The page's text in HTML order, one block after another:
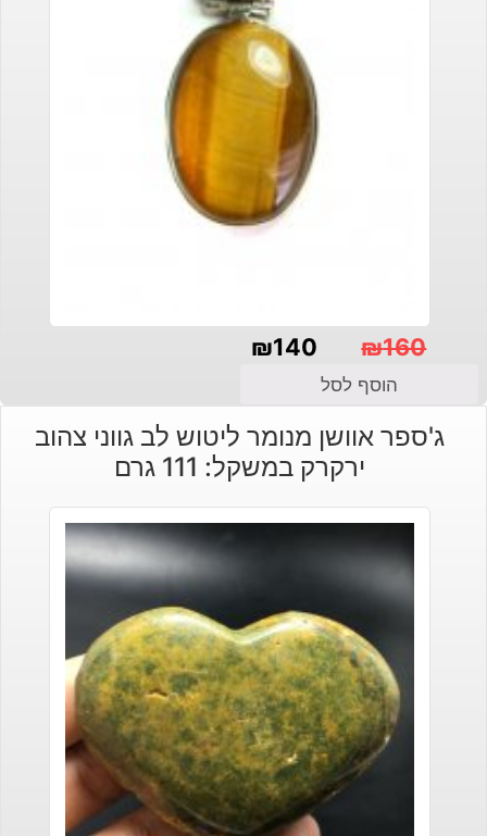
₪160
המקורי
היה:
₪140
הנוכחי
הוא:
הוסף לסל
ג'ספר אוושן מנומר ליטוש לב גווני צהוב
ירקרק במשקל: 111 גרם